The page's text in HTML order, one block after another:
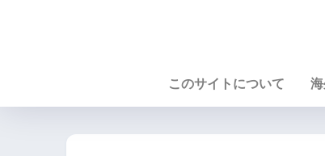
このサイトについて